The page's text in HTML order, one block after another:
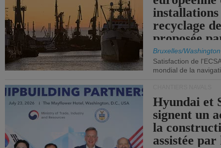
installations
recyclage
proposée
Bruxelles/Washington
Satisfaction de
mondial de la
Hyundai et
signent un
la
assistée